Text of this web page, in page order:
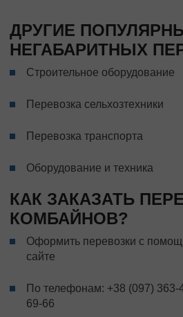
ДРУГИЕ
НЕГАБАРИТНЫХ
Строительное оборудование
Перевозка сельхозтехники
Перевозка транспорта
Оборудование и техника
КАК ЗАКАЗАТЬ
КОМБАЙНОВ?
Оформить перевозки с
сайте
По телефонам: +38 (097) 363-
69-66